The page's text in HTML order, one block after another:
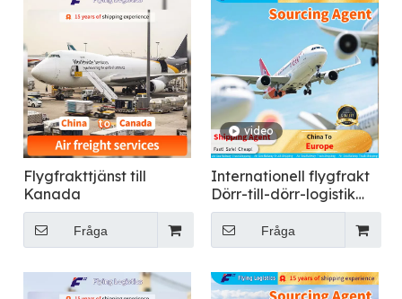
Flygfrakttjänst till
Kanada
Fråga
video
Internationell flygfrakt
Dörr-till-dörr-logistik
från Kina till Europa
Fråga